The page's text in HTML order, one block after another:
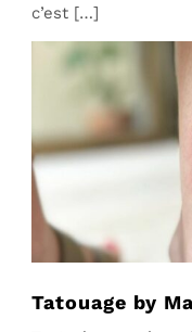
c’est […]
Tatouage by